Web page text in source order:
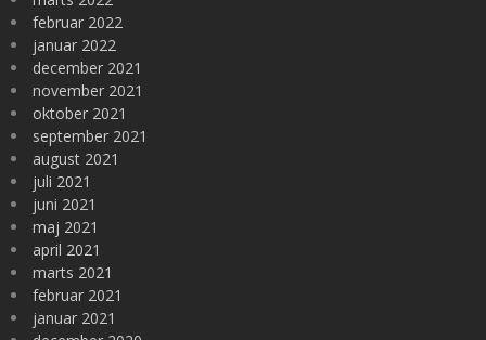
februar 2022
januar 2022
december 2021
november 2021
oktober 2021
september 2021
august 2021
juli 2021
juni 2021
maj 2021
april 2021
marts 2021
februar 2021
januar 2021